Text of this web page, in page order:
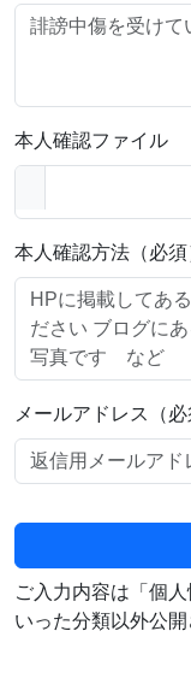
本人確認ファイル
本人確認方法（必須
メールアドレス（必
ご入力内容は「個
いった分類以外公